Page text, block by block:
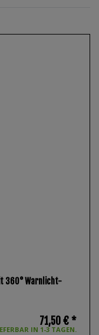
360° Warnlicht-
IN 1-3 TAGEN.
71,50 € *